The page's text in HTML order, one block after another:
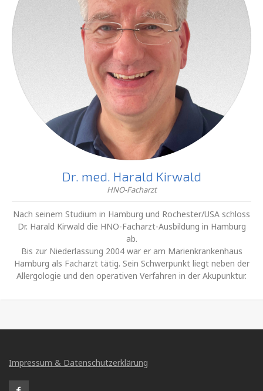
Dr. med. Harald Kirwald
HNO-Facharzt
Nach seinem Studium in Hamburg und Rochester/USA schloss
Dr. Harald Kirwald die HNO-Facharzt-Ausbildung in Hamburg
ab.
Bis zur Niederlassung 2004 war er am Marienkrankenhaus
Hamburg als Facharzt tätig. Sein Schwerpunkt liegt neben der
Allergologie und den operativen Verfahren in der Akupunktur.
Impressum & Datenschutzerklärung